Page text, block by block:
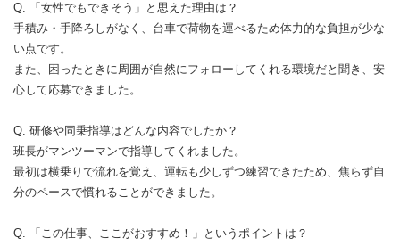
Q. 「女性でもできそう」と思えた理由は？
手積み・手降ろしがなく、台車で荷物を運べるため体力的な負担が少な
い点です。
また、困ったときに周囲が自然にフォローしてくれる環境だと聞き、安
心して応募できました。
Q. 研修や同乗指導はどんな内容でしたか？
班長がマンツーマンで指導してくれました。
最初は横乗りで流れを覚え、運転も少しずつ練習できたため、焦らず自
分のペースで慣れることができました。
Q. 「この仕事、ここがおすすめ！」というポイントは？